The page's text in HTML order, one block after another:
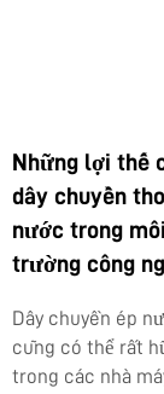
Những lợi thế
dây chuyền
nước trong môi
trường công
Dây chuyền ép
cũng có thể rất
trong các nhà